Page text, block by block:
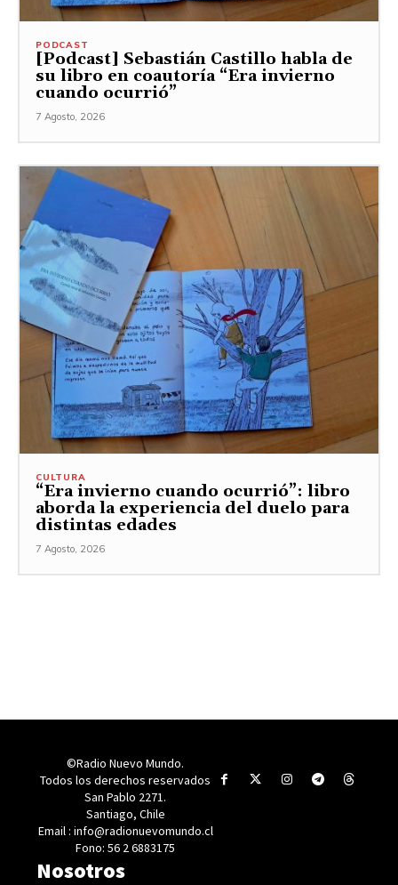
PODCAST
[Podcast] Sebastián Castillo habla de
su libro en coautoría “Era invierno
cuando ocurrió”
7 Agosto, 2026
CULTURA
“Era invierno cuando ocurrió”: libro
aborda la experiencia del duelo para
distintas edades
7 Agosto, 2026
©Radio Nuevo Mundo.
Todos los derechos reservados
San Pablo 2271.
Santiago, Chile
Email : info@radionuevomundo.cl
Fono: 56 2 6883175
Nosotros